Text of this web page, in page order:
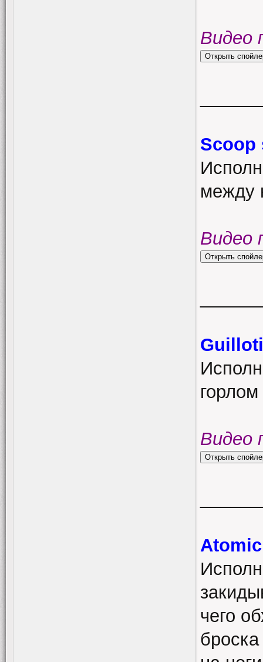
Видео
Scoop
между
Видео
Видео
чего